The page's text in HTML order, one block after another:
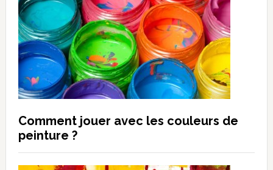
Comment jouer avec les couleurs de
peinture ?